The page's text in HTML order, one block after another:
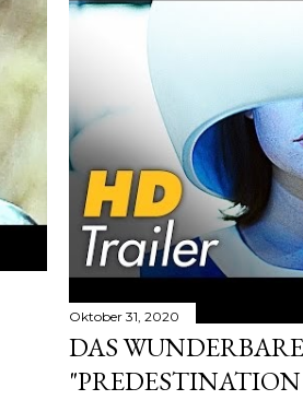
Oktober 31, 2020
DAS WUNDERBARE